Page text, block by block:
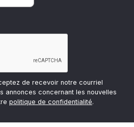
de recevoir notre courriel
annonces concernant les nouvelles
politique de confidentialité.